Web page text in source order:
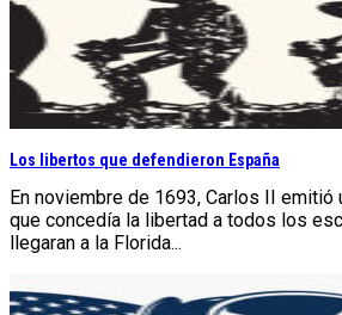
Los libertos que defendieron España
En noviembre de 1693, Carlos II emitió
que concedía la libertad a todos los
llegaran a la Florida...